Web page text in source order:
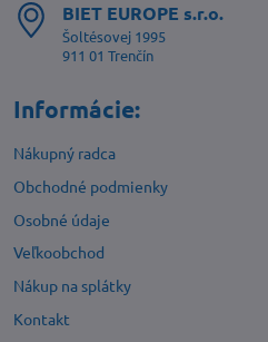
BIET EUROPE s​.r​.o​.
Šoltésovej 1995
911 01 Trenčín
Informácie:
Nákupný radca
Obchodné podmienky
Osobné údaje
Veľkoobchod
Nákup na splátky
Kontakt